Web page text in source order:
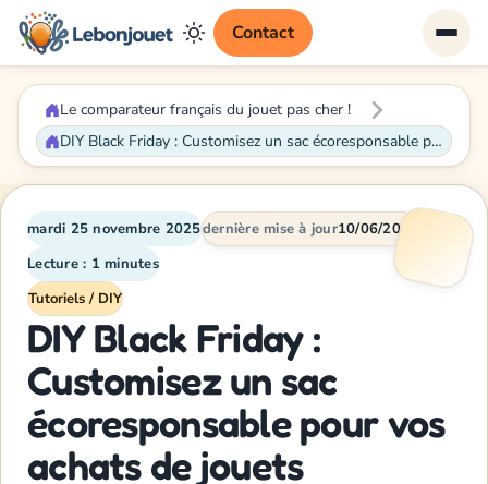
Contact
Le comparateur français du jouet pas cher !
DIY Black Friday : Customisez un sac écoresponsable pour vos achats de jouets
mardi 25 novembre 2025dernière mise à jour10/06/2026
Lecture : 1 minutes
Tutoriels / DIY
DIY Black Friday :
Customisez un sac
écoresponsable pour vos
achats de jouets